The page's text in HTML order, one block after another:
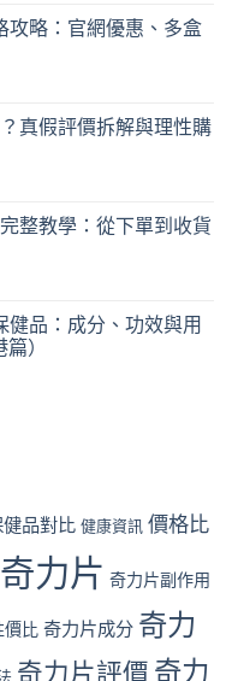
攻略：官網優惠、多盒
真假評價拆解與理性購
整教學：從下單到收貨
健品：成分、功效與用
）
健品對比 健康資訊 價格比
奇力片 奇力片副作用
價比 奇力片成分 奇力
奇力片評價 奇力